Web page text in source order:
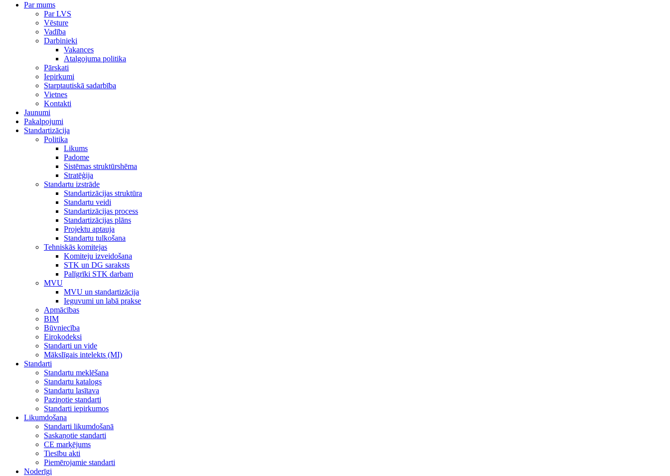
Par mums
Par LVS
Vēsture
Vadība
Darbinieki
Vakances
Atalgojuma politika
Pārskati
Iepirkumi
Starptautiskā sadarbība
Vietnes
Kontakti
Jaunumi
Pakalpojumi
Standartizācija
Politika
Likums
Padome
Sistēmas struktūrshēma
Stratēģija
Standartu izstrāde
Standartizācijas struktūra
Standartu veidi
Standartizācijas process
Standartizācijas plāns
Projektu aptauja
Standartu tulkošana
Tehniskās komitejas
Komiteju izveidošana
STK un DG saraksts
Palīgrīki STK darbam
MVU
MVU un standartizācija
Ieguvumi un labā prakse
Apmācības
BIM
Būvniecība
Eirokodeksi
Standarti un vide
Mākslīgais intelekts (MI)
Standarti
Standartu meklēšana
Standartu katalogs
Standartu lasītava
Paziņotie standarti
Standarti iepirkumos
Likumdošana
Standarti likumdošanā
Saskaņotie standarti
CE marķējums
Tiesību akti
Piemērojamie standarti
Noderīgi